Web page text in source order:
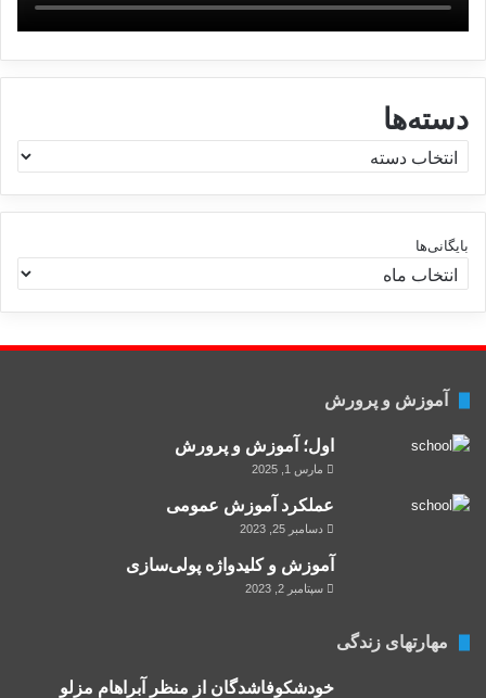
دسته‌ها
س
ت
ه
بایگانی‌ها
آموزش و پرورش
اول؛ آموزش و پرورش
مارس 1, 2025
عملکرد آموزش عمومی
دسامبر 25, 2023
آموزش و کلید‌واژه پولی‌سازی
سپتامبر 2, 2023
مهارتهای زندگی
خودشكوفاشدگان از منظر آبراهام مزلو